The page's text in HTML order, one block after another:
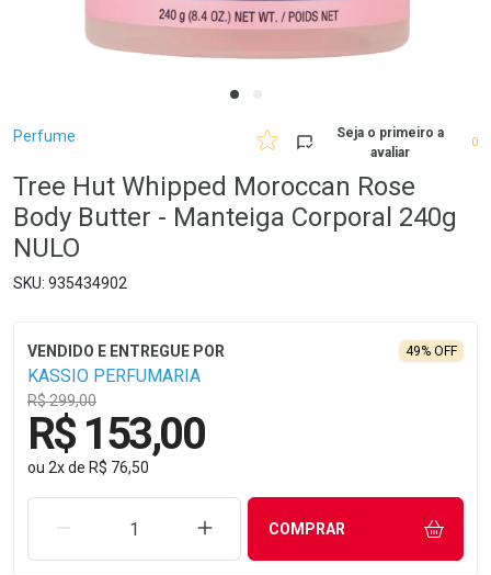
Breadcrumb
Perfume
Seja o primeiro a
avaliar
0
Tree Hut Whipped Moroccan Rose
Body Butter - Manteiga Corporal 240g
NULO
935434902
KASSIO PERFUMARIA
R$ 299,00
49% OFF
R$ 153,00
ou 2xde R$ 76,50
REMOVER UMA UNIDADEAUMENTAR UMA UNIDADE
COMPRAR